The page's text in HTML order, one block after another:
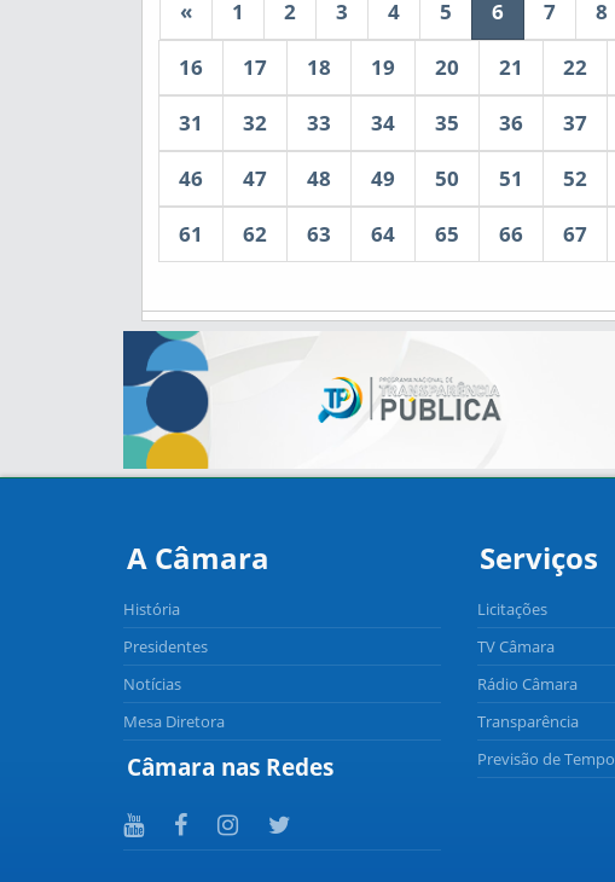
« 1 2 3 4 5 6 7 8
16
17 18 19 20 21 22
31
32 33 34 35 36 37
46
47 48 49 50 51 52
61
62 63 64 65 66 67
A Câmara
História
Presidentes
Notícias
Mesa Diretora
Câmara nas Redes
Serviços
Licitações
TV Câmara
Rádio Câmara
Transparência
Previsão de Tempo